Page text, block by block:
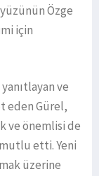
Özge
için
ve
eden Gürel,
ve önemlisi de
etti. Yeni
üzerine